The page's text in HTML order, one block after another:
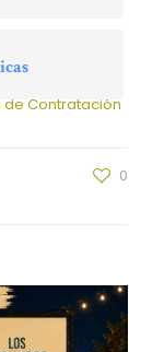
de Contratación
0